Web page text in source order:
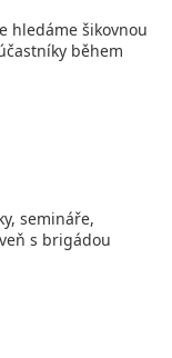
hledáme šikovnou
během
semináře,
s brigádou